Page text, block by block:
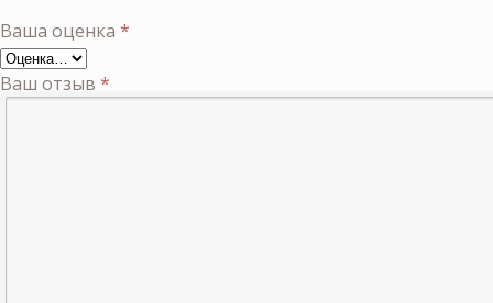
Ваша оценка *
Ваш отзыв *